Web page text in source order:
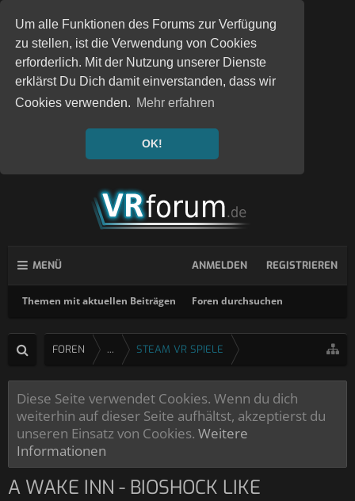
Um alle Funktionen des Forums zur Verfügung
zu stellen, ist die Verwendung von Cookies
erforderlich. Mit der Nutzung unserer Dienste
erklärst Du Dich damit einverstanden, dass wir
Cookies verwenden. Mehr erfahren
OK!
MENÜ
Themen mit aktuellen Beiträgen Foren durchsuchen
ANMELDEN REGISTRIEREN
FOREN ... STEAM VR SPIELE
Diese Seite verwendet Cookies. Wenn du dich
weiterhin auf dieser Seite aufhältst, akzeptierst du
unseren Einsatz von Cookies. Weitere
Informationen
A WAKE INN - BIOSHOCK LIKE